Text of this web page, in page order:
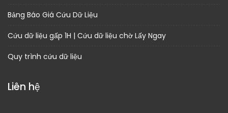
Bảng Báo Giá Cứu Dữ Liệu
Cứu dữ liệu gấp 1H | Cứu dữ liệu chờ Lấy Ngay
Quy trình cứu dữ liệu
Liên hệ